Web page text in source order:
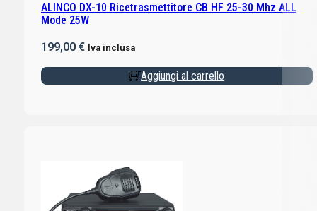
ALINCO DX-10 Ricetrasmettitore CB HF 25-30 Mhz ALL
Mode 25W
199,00 € Iva inclusa
Aggiungi al carrello